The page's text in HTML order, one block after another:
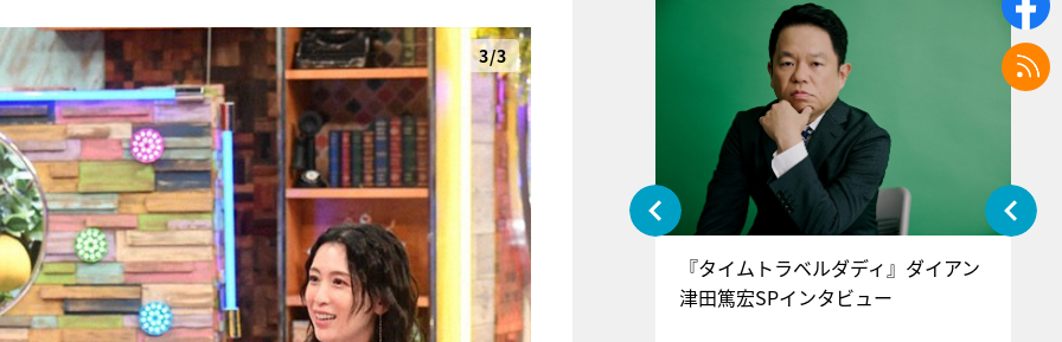
3/3
『アイ＝ラブ！げーみんぐ』＝LOV
E齋藤樹愛羅＆佐々木舞香SPインタ
ビュー
『タイムトラベルダディ』ダイアン
津田篤宏SPインタビュー